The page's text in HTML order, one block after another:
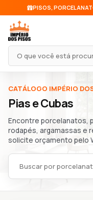
PISOS,
Pesquisar produto
CATÁLOGO IMPÉRIO
Pias e Cubas
Encontre porcelanatos,
rodapés, argamassas e
solicite orçamento pelo